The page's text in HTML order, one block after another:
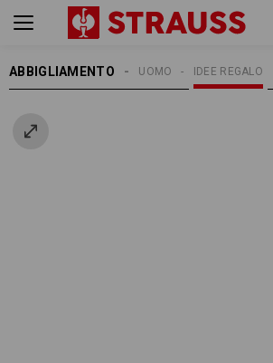
ABBIGLIAMENTO IDEE REGALO
UOMO